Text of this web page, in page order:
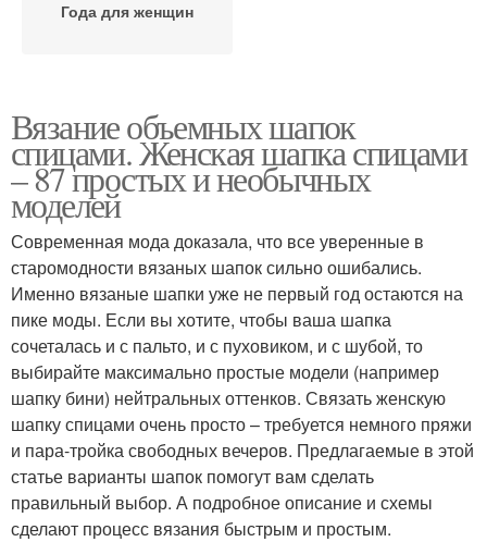
Года для женщин
Вязание объемных шапок
спицами. Женская шапка спицами
– 87 простых и необычных
моделей
Современная мода доказала, что все уверенные в
старомодности вязаных шапок сильно ошибались.
Именно вязаные шапки уже не первый год остаются на
пике моды. Если вы хотите, чтобы ваша шапка
сочеталась и с пальто, и с пуховиком, и с шубой, то
выбирайте максимально простые модели (например
шапку бини) нейтральных оттенков. Связать женскую
шапку спицами очень просто – требуется немного пряжи
и пара-тройка свободных вечеров. Предлагаемые в этой
статье варианты шапок помогут вам сделать
правильный выбор. А подробное описание и схемы
сделают процесс вязания быстрым и простым.